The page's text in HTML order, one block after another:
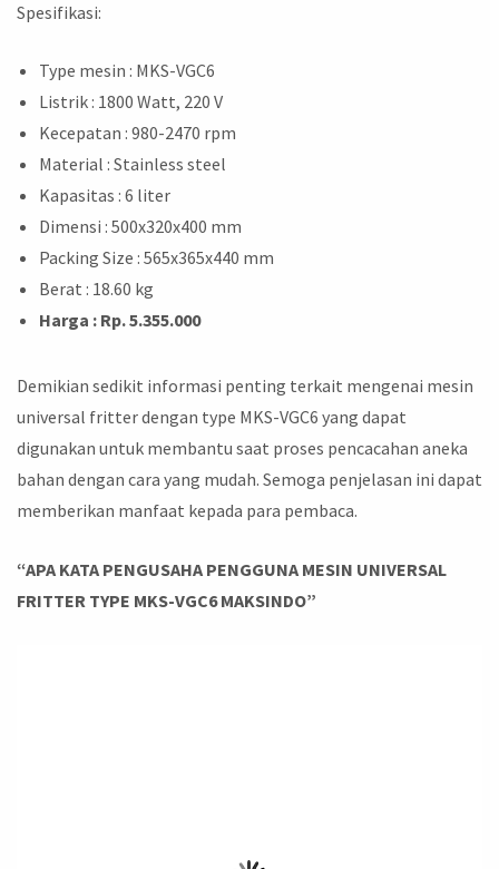
Spesifikasi:
Type mesin : MKS-VGC6
Listrik : 1800 Watt, 220 V
Kecepatan : 980-2470 rpm
Material : Stainless steel
Kapasitas : 6 liter
Dimensi : 500x320x400 mm
Packing Size : 565x365x440 mm
Berat : 18.60 kg
Harga : Rp. 5.355.000
Demikian sedikit informasi penting terkait mengenai mesin
universal fritter dengan type MKS-VGC6 yang dapat
digunakan untuk membantu saat proses pencacahan aneka
bahan dengan cara yang mudah. Semoga penjelasan ini dapat
memberikan manfaat kepada para pembaca.
“APA KATA PENGUSAHA PENGGUNA MESIN UNIVERSAL
FRITTER TYPE MKS-VGC6 MAKSINDO”